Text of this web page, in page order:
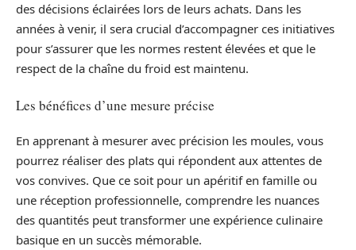
des décisions éclairées lors de leurs achats. Dans les
années à venir, il sera crucial d’accompagner ces initiatives
pour s’assurer que les normes restent élevées et que le
respect de la chaîne du froid est maintenu.
Les bénéfices d’une mesure précise
En apprenant à mesurer avec précision les moules, vous
pourrez réaliser des plats qui répondent aux attentes de
vos convives. Que ce soit pour un apéritif en famille ou
une réception professionnelle, comprendre les nuances
des quantités peut transformer une expérience culinaire
basique en un succès mémorable.